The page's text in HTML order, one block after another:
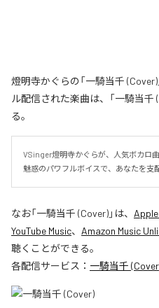
燈明寺かぐらの「一騎当千
ル配信された楽曲は、「一騎当千
る。
VSinger燈明寺かぐらが、人気ボカロ曲
魅惑のパワフルボイスで、あなたを支
なお「一騎当千 (Cover)」は、
YouTube Music、 Amazon Music
聴くことができる。
各配信サービス： 一騎当千